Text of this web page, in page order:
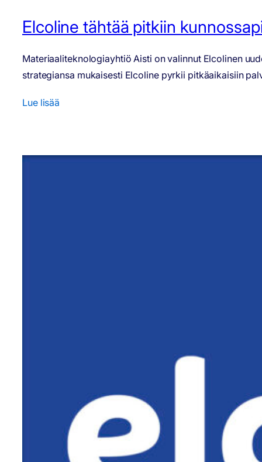
Elcoline tähtää pitkiin
Materiaaliteknologiayhtiö Aisti on valinnut Elcolinen
strategiansa mukaisesti Elcoline pyrkii pitkäaikaisiin
Lue lisää